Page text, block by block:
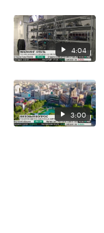
4:04
3:00